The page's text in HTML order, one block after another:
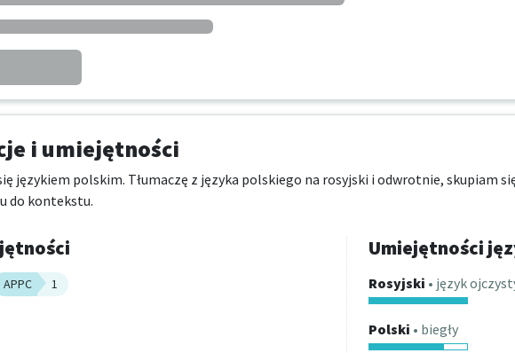
i umiejętności
językiem polskim. Tłumaczę z języka polskiego na rosyjski i odwrotnie, skupiam
do kontekstu.
APPC 1
Umiejętności
Rosyjski • język
Polski • biegły